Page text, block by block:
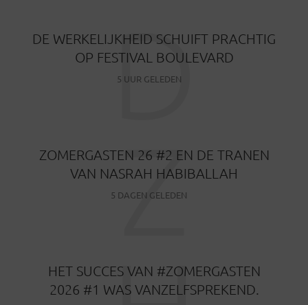
DE WERKELIJKHEID SCHUIFT PRACHTIG
OP FESTIVAL BOULEVARD
5 UUR GELEDEN
D
ZOMERGASTEN 26 #2 EN DE TRANEN
VAN NASRAH HABIBALLAH
5 DAGEN GELEDEN
Z
HET SUCCES VAN #ZOMERGASTEN
2026 #1 WAS VANZELFSPREKEND.